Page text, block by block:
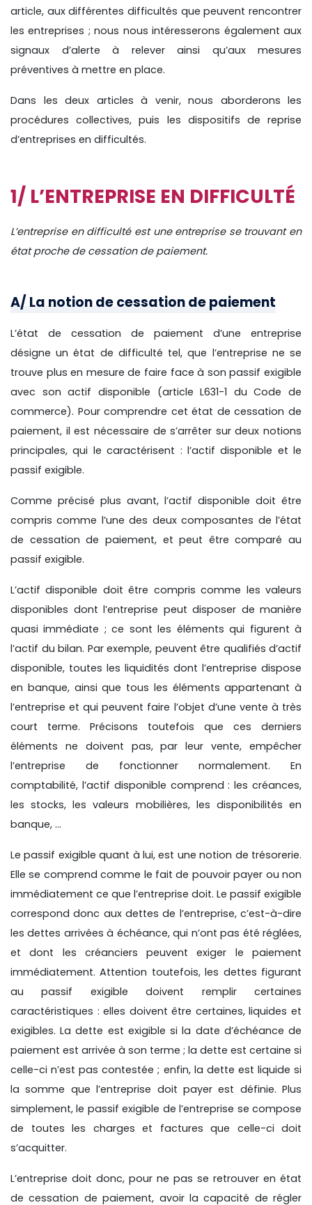
article, aux différentes difficultés que peuvent rencontrer
les entreprises ; nous nous intéresserons également aux
signaux d’alerte à relever ainsi qu’aux mesures
préventives à mettre en place.
Dans les deux articles à venir, nous aborderons les
procédures collectives, puis les dispositifs de reprise
d’entreprises en difficultés.
1/ L’ENTREPRISE EN DIFFICULTÉ
L’entreprise en difficulté est une entreprise se trouvant en
état proche de cessation de paiement.
A/ La notion de cessation de paiement
L’état de cessation de paiement d’une entreprise
désigne un état de difficulté tel, que l’entreprise ne se
trouve plus en mesure de faire face à son passif exigible
avec son actif disponible (article L631-1 du Code de
commerce). Pour comprendre cet état de cessation de
paiement, il est nécessaire de s’arrêter sur deux notions
principales, qui le caractérisent : l’actif disponible et le
passif exigible.
Comme précisé plus avant, l’actif disponible doit être
compris comme l’une des deux composantes de l’état
de cessation de paiement, et peut être comparé au
passif exigible.
L’actif disponible doit être compris comme les valeurs
disponibles dont l’entreprise peut disposer de manière
quasi immédiate ; ce sont les éléments qui figurent à
l’actif du bilan. Par exemple, peuvent être qualifiés d’actif
disponible, toutes les liquidités dont l’entreprise dispose
en banque, ainsi que tous les éléments appartenant à
l’entreprise et qui peuvent faire l’objet d’une vente à très
court terme. Précisons toutefois que ces derniers
éléments ne doivent pas, par leur vente, empêcher
l’entreprise de fonctionner normalement. En
comptabilité, l’actif disponible comprend : les créances,
les stocks, les valeurs mobilières, les disponibilités en
banque, …
Le passif exigible quant à lui, est une notion de trésorerie.
Elle se comprend comme le fait de pouvoir payer ou non
immédiatement ce que l’entreprise doit. Le passif exigible
correspond donc aux dettes de l’entreprise, c’est-à-dire
les dettes arrivées à échéance, qui n’ont pas été réglées,
et dont les créanciers peuvent exiger le paiement
immédiatement. Attention toutefois, les dettes figurant
au passif exigible doivent remplir certaines
caractéristiques : elles doivent être certaines, liquides et
exigibles. La dette est exigible si la date d’échéance de
paiement est arrivée à son terme ; la dette est certaine si
celle-ci n’est pas contestée ; enfin, la dette est liquide si
la somme que l’entreprise doit payer est définie. Plus
simplement, le passif exigible de l’entreprise se compose
de toutes les charges et factures que celle-ci doit
s’acquitter.
L’entreprise doit donc, pour ne pas se retrouver en état
de cessation de paiement, avoir la capacité de régler